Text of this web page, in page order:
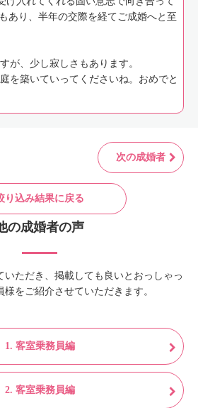
あり、半年の交際を経てご成婚へと至
が、少し寂しさもあります。
を築いていってくださいね。おめでと
次の成婚者
り込み結果に戻る
の成婚者の声
いただき、掲載しても良いとおっしゃっ
様をご紹介させていただきます。
1. 客室乗務員編
2. 客室乗務員編